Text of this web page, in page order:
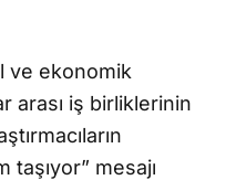
ve ekonomik
arası iş birliklerinin
mesajı